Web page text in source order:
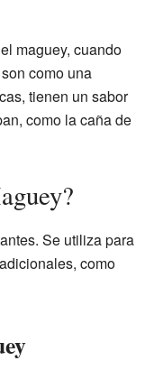
maguey, cuando
como una
tienen un sabor
como la caña de
Se utiliza para
como